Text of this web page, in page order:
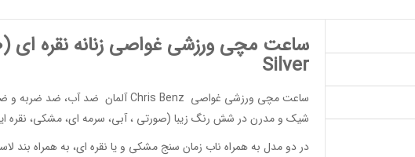
ساعت مچی ورزشی غواصی زنانه نقره ای (200 متری) -
Silver
ساعت مچی ورزشی غواصی Chris Benzآلمان ضد آب، ضد ضربه و
شیک و مدرن در شش رنگ زیبا (صورتی ، آبی، سرمه ای، مشکی، نقره
در دو مدل به همراه ناب زمان سنج مشکی و یا نقره ای، به همراه بند